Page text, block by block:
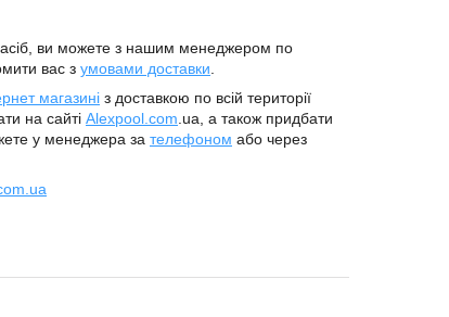
ви можете з нашим менеджером по
вас з умовами доставки
магазині з доставкою по всій території
на сайті Alexpool.com .ua, а також придбати
у менеджера за телефоном або через